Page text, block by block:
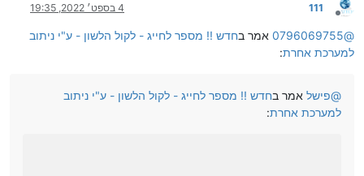
מנותק
111 4 בספט׳ 2022, 19:35
@
0796069755 אמר בחדש !! מספר לחייג - לקול הלשון - ע"י ניתוב
למערכת אחרת:
@פישל אמר בחדש !! מספר לחייג - לקול הלשון - ע"י ניתוב
למערכת אחרת: